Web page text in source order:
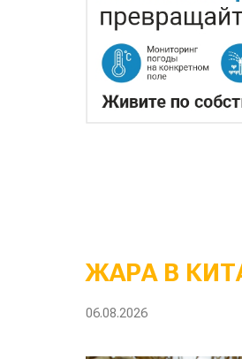
ЖАРА В
06.08.2026